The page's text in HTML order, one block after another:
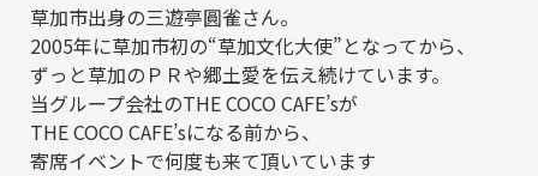
草加市出身の三遊亭圓雀さん。
2005年に草加市初の“草加文化大使”となってから、
ずっと草加のＰＲや郷土愛を伝え続けています。
当グループ会社のTHE COCO CAFE’sが
THE COCO CAFE’sになる前から、
寄席イベントで何度も来て頂いています